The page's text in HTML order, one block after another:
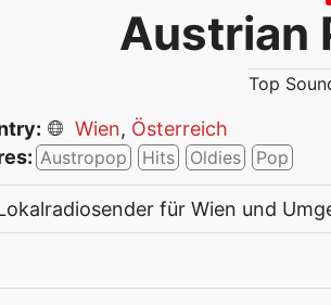
Austrian
Top
Wien, Österreich
Austropop Hits Oldies Pop
für Wien und